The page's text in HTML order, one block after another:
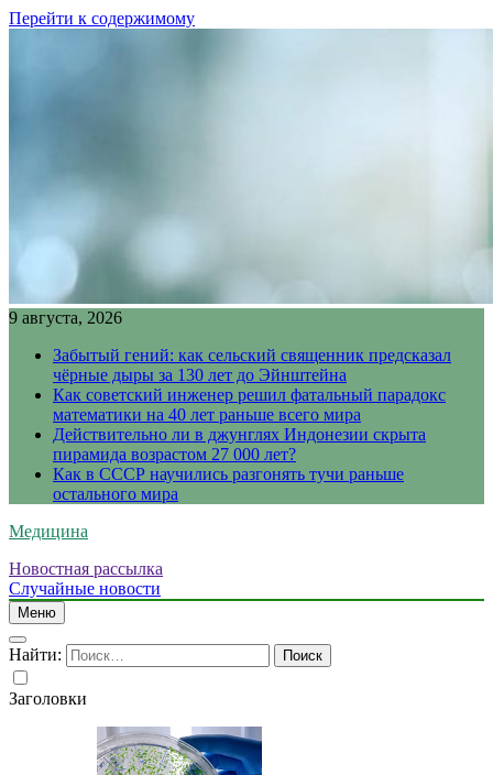
Перейти к содержимому
9 августа, 2026
Забытый гений: как сельский священник предсказал
чёрные дыры за 130 лет до Эйнштейна
Как советский инженер решил фатальный парадокс
математики на 40 лет раньше всего мира
Действительно ли в джунглях Индонезии скрыта
пирамида возрастом 27 000 лет?
Как в СССР научились разгонять тучи раньше
остального мира
Медицина
Новостная рассылка
Случайные новости
Меню
Найти:
Заголовки